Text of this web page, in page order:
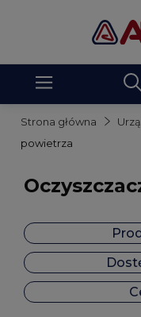
Strona główna
powietrza